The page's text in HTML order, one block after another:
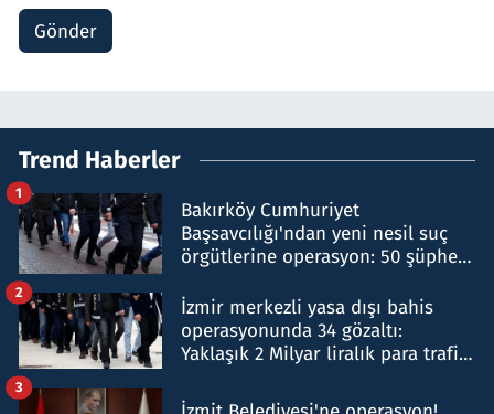
Gönder
Trend Haberler
Bakırköy Cumhuriyet
Başsavcılığı'ndan yeni nesil suç
örgütlerine operasyon: 50 şüpheli
1
İzmir merkezli yasa dışı bahis
operasyonunda 34 gözaltı:
Yaklaşık 2 Milyar liralık para trafiği
2
3